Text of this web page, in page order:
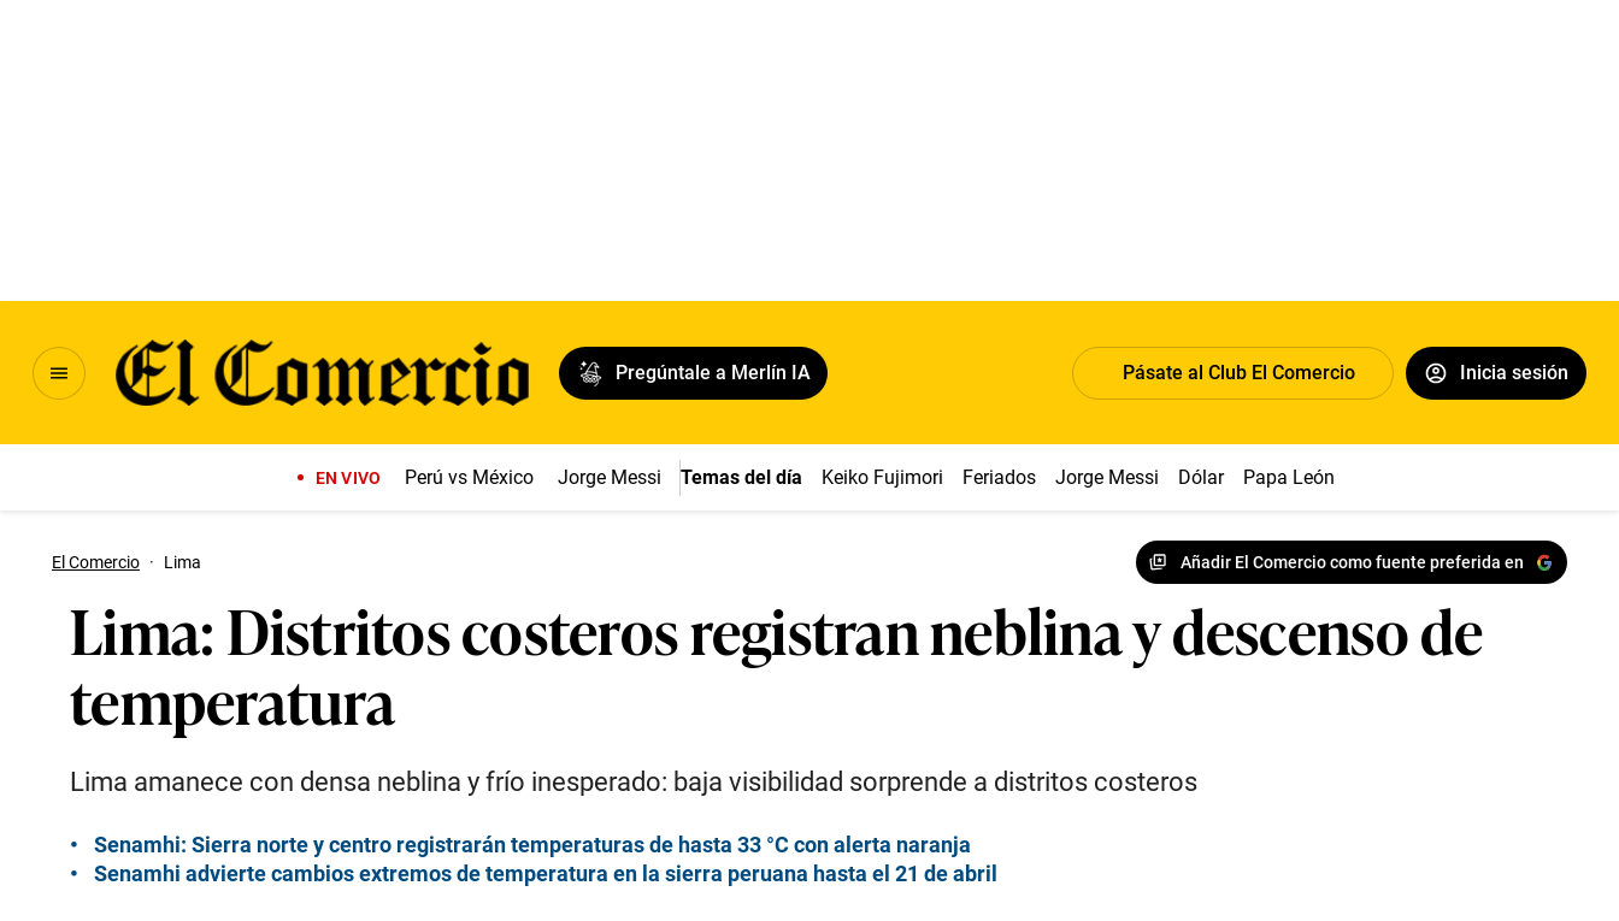
Pregúntale a Merlín IA Pásate al Club El Comercio Inicia sesión
EN VIVO Perú vs México Jorge Messi Temas del día Keiko Fujimori Feriados Jorge Messi Dólar Papa León XIV
El Comercio · Lima Añadir El Comercio como fuente preferida en
Lima: Distritos costeros registran neblina y descenso de
temperatura
Lima amanece con densa neblina y frío inesperado: baja visibilidad sorprende a distritos costeros
Senamhi: Sierra norte y centro registrarán temperaturas de hasta 33 °C con alerta naranja
Senamhi advierte cambios extremos de temperatura en la sierra peruana hasta el 21 de abril